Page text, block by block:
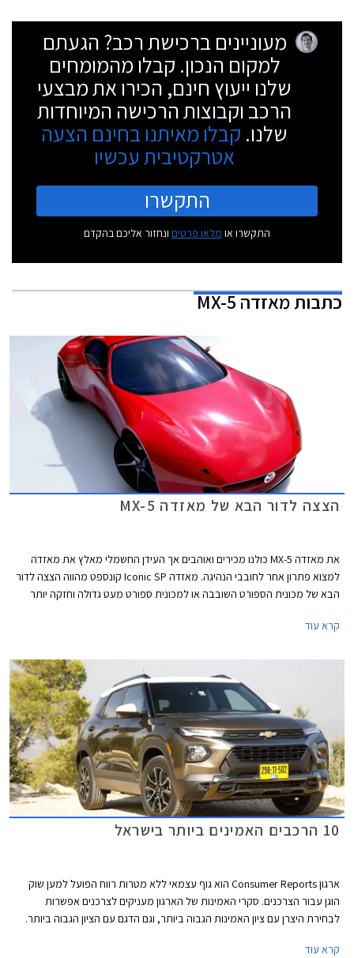
מעוניינים ברכישת רכב? הגעתם
למקום הנכון. קבלו מהמומחים
שלנו ייעוץ חינם, הכירו את מבצעי
הרכב וקבוצות הרכישה המיוחדות
שלנו. קבלו מאיתנו בחינם הצעה
אטרקטיבית עכשיו
התקשרו
התקשרו או מלאו פרטים ונחזור אליכם בהקדם
כתבותמאזדה MX-5
הצצה לדור הבא של מאזדה MX-5
את מאזדה MX-5 כולנו מכירים ואוהבים אך העידן החשמלי מאלץ את מאזדה
למצוא פתרון אחר לחובבי הנהיגה. מאזדה Iconic SP קונספט מהווה הצצה לדור
הבא של מכונית הספורט השובבה או למכונית ספורט מעט גדולה וחזקה יותר
קרא עוד
10 הרכבים האמינים ביותר בישראל
ארגון Consumer Reports הוא גוף עצמאי ללא מטרות רווח הפועל למען שוק
הוגן עבור הצרכנים. סקרי האמינות של הארגון מעניקים לצרכנים אפשרות
לבחירת היצרן עם ציון האמינות הגבוה ביותר, וגם הדגם עם הציון הגבוה ביותר.
קרא עוד